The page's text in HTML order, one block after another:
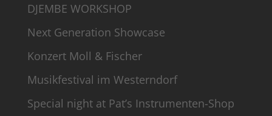
DJEMBE WORKSHOP
Next Generation Showcase
Konzert Moll & Fischer
Musikfestival im Westerndorf
Special night at Pat’s Instrumenten-Shop